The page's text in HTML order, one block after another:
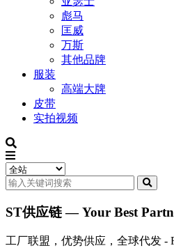
彪马
匡威
万斯
其他品牌
服装
高端大牌
皮带
实拍视频
ST供应链 — Your Best
工厂联盟，优势供应，全球代发 -